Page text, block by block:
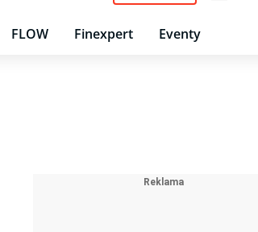
FLOW Finexpert Eventy